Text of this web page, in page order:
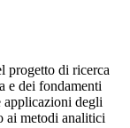
progetto di ricerca
e dei fondamenti
applicazioni degli
ai metodi analitici